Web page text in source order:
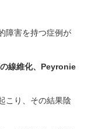
障害を持つ症例が
線維化、Peyronie
こり、その結果陰